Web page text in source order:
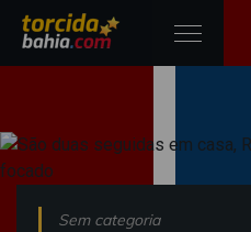
Sem categoria